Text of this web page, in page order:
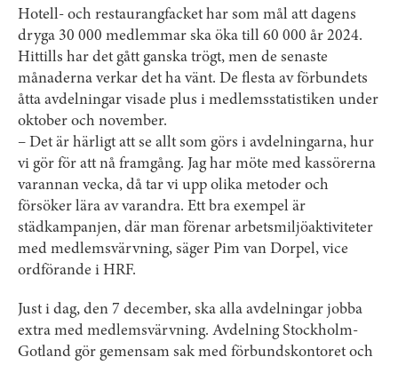
Hotell- och restaurangfacket har som mål att dagens
dryga 30 000 medlemmar ska öka till 60 000 år 2024.
Hittills har det gått ganska trögt, men de senaste
månaderna verkar det ha vänt. De flesta av förbundets
åtta avdelningar visade plus i medlemsstatistiken under
oktober och november.
– Det är härligt att se allt som görs i avdelningarna, hur
vi gör för att nå framgång. Jag har möte med kassörerna
varannan vecka, då tar vi upp olika metoder och
försöker lära av varandra. Ett bra exempel är
städkampanjen, där man förenar arbetsmiljöaktiviteter
med medlemsvärvning, säger Pim van Dorpel, vice
ordförande i HRF.
Just i dag, den 7 december, ska alla avdelningar jobba
extra med medlemsvärvning. Avdelning Stockholm-
Gotland gör gemensam sak med förbundskontoret och